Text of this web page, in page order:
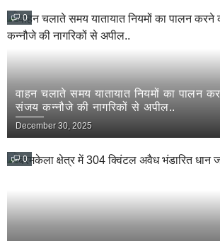
0
वाहन चलाते समय यातायात नियमों का पालन
संजय कन्नौजे की नागरिकों से अपील..
December 30, 2025
0